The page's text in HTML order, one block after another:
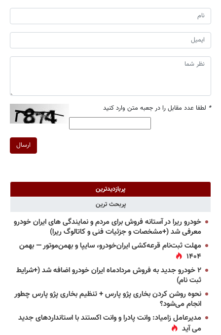
* لطفا عدد مقابل را در جعبه متن وارد کنید
ارسال
پربازدیدترین
پربحث ترین
خودرو ریرا در آستانه فروش برای مردم و نمایندگی های ایران خودرو
معرفی شد (+مشخصات و جزئیات فنی و کاتالوگ ریرا)
مهلت ثبت‌نام قرعه‌کشی ایران‌خودرو، سایپا و بهمن‌موتور — بهمن
۱۴۰۴
۲ خودرو جدید به فروش مردادماه ایران خودرو اضافه شد (+شرایط
ثبت نام)
نحوه روشن کردن بخاری پژو پارس + تنظیم بخاری پژو پارس چطور
انجام می‌شود؟
مدیرعامل زامیاد: وانت پادرا و وانت اکستند با استانداردهای جدید
می آید